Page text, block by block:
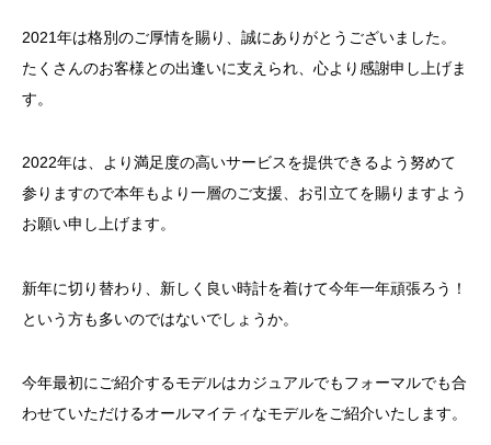
2021年は格別のご厚情を賜り、誠にありがとうございました。
たくさんのお客様との出逢いに支えられ、心より感謝申し上げま
す。
2022年は、より満足度の高いサービスを提供できるよう努めて
参りますので本年もより一層のご支援、お引立てを賜りますよう
お願い申し上げます。
新年に切り替わり、新しく良い時計を着けて今年一年頑張ろう！
という方も多いのではないでしょうか。
今年最初にご紹介するモデルはカジュアルでもフォーマルでも合
わせていただけるオールマイティなモデルをご紹介いたします。